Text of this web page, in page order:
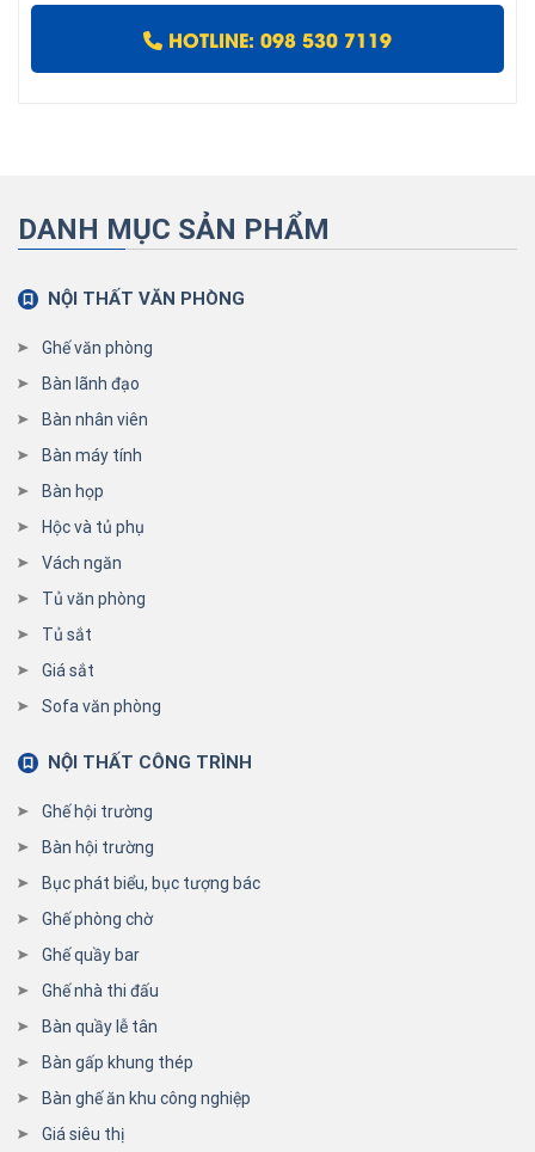
HOTLINE: 098 530 7119
DANH MỤC SẢN PHẨM
NỘI THẤT VĂN PHÒNG
Ghế văn phòng
Bàn lãnh đạo
Bàn nhân viên
Bàn máy tính
Bàn họp
Hộc và tủ phụ
Vách ngăn
Tủ văn phòng
Tủ sắt
Giá sắt
Sofa văn phòng
NỘI THẤT CÔNG TRÌNH
Ghế hội trường
Bàn hội trường
Bục phát biểu, bục tượng bác
Ghế phòng chờ
Ghế quầy bar
Ghế nhà thi đấu
Bàn quầy lễ tân
Bàn gấp khung thép
Bàn ghế ăn khu công nghiệp
Giá siêu thị